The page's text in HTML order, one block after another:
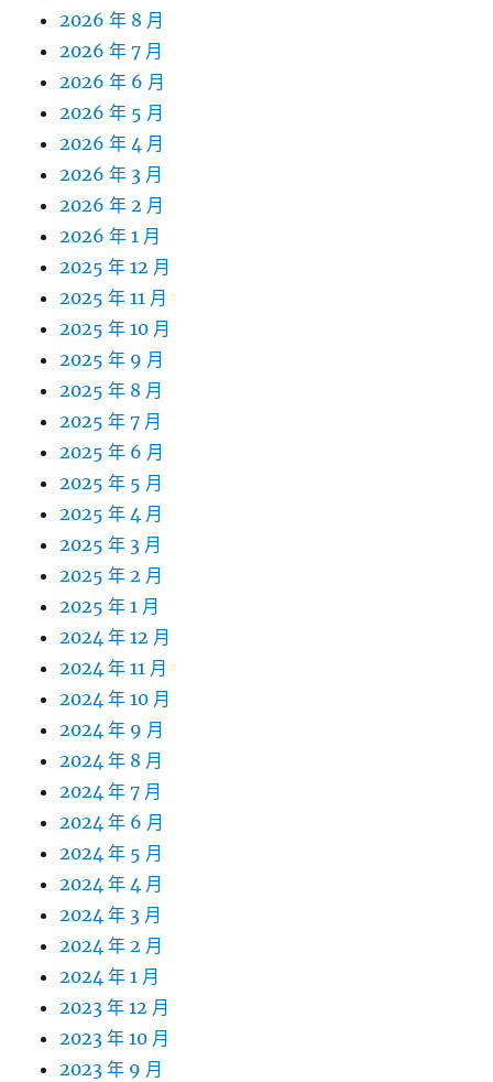
2026 年 8 月
2026 年 7 月
2026 年 6 月
2026 年 5 月
2026 年 4 月
2026 年 3 月
2026 年 2 月
2026 年 1 月
2025 年 12 月
2025 年 11 月
2025 年 10 月
2025 年 9 月
2025 年 8 月
2025 年 7 月
2025 年 6 月
2025 年 5 月
2025 年 4 月
2025 年 3 月
2025 年 2 月
2025 年 1 月
2024 年 12 月
2024 年 11 月
2024 年 10 月
2024 年 9 月
2024 年 8 月
2024 年 7 月
2024 年 6 月
2024 年 5 月
2024 年 4 月
2024 年 3 月
2024 年 2 月
2024 年 1 月
2023 年 12 月
2023 年 10 月
2023 年 9 月